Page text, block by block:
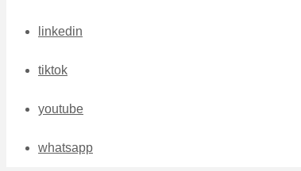
linkedin
tiktok
youtube
whatsapp